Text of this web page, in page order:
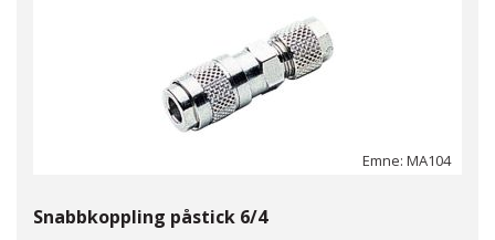
Emne: MA104
Snabbkoppling påstick 6/4